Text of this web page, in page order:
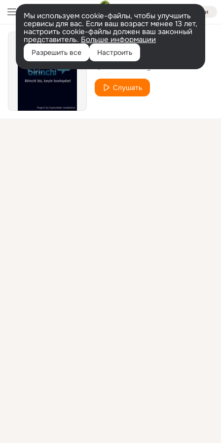
Войти
Мы используем cookie-файлы, чтобы улучшить
сервисы для вас. Если ваш возраст менее 13 лет,
настроить cookie-файлы должен ваш законный
представитель. Больше информации
Разрешить все Настроить
Unisiyam zo'r ekan
Слушать